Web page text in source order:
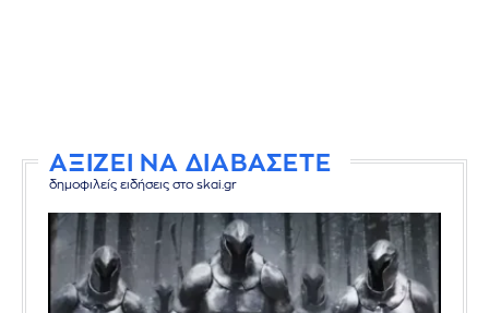
ΑΞΙΖΕΙ ΝΑ ΔΙΑΒΑΣΕΤΕ
δημοφιλείς ειδήσεις στο skai.gr